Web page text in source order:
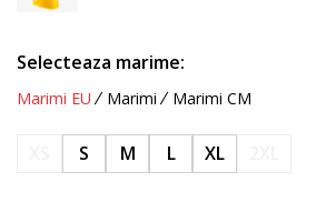
Selecteaza marime:
Marimi EU Marimi Marimi CM
S M L XL